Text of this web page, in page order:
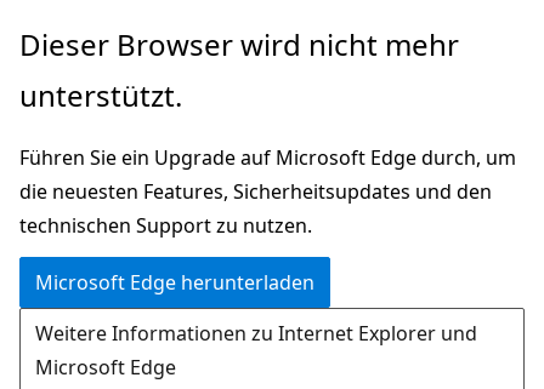
Zu
wechseln
Dieser Browser wird nicht mehr
unterstützt.
Führen Sie ein Upgrade auf Microsoft Edge durch, um
die neuesten Features, Sicherheitsupdates und den
technischen Support zu nutzen.
Microsoft Edge herunterladen
Weitere Informationen zu Internet Explorer und
Microsoft Edge